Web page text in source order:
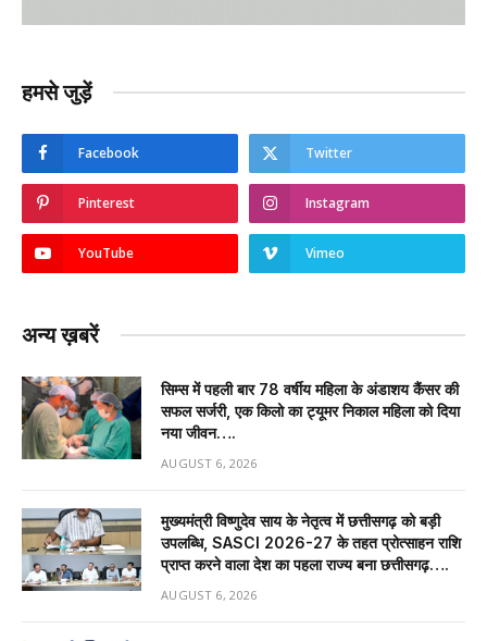
हमसे जुड़ें
Facebook Twitter
Pinterest Instagram
YouTube Vimeo
अन्य ख़बरें
सिम्स में पहली बार 78 वर्षीय महिला के अंडाशय कैंसर की
सफल सर्जरी, एक किलो का ट्यूमर निकाल महिला को दिया
नया जीवन….
AUGUST 6, 2026
मुख्यमंत्री विष्णुदेव साय के नेतृत्व में छत्तीसगढ़ को बड़ी
उपलब्धि, SASCI 2026-27 के तहत प्रोत्साहन राशि
प्राप्त करने वाला देश का पहला राज्य बना छत्तीसगढ़….
AUGUST 6, 2026